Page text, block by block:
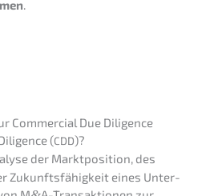
.
Commer­cial Due Diligence
(CDD)?
der Markt­po­si­ti­on, des
Zukunfts­fä­hig­keit eines Unter­